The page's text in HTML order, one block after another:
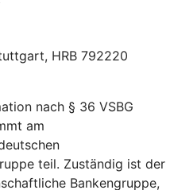
HRB 792220
nach § 36 VSBG
am
teil. Zuständig ist der
Bankengruppe,